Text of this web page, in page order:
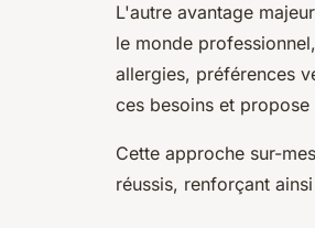
L'autre avantage
le monde
allergies, préférences
ces besoins et
Cette approche sur-
réussis, renforçant